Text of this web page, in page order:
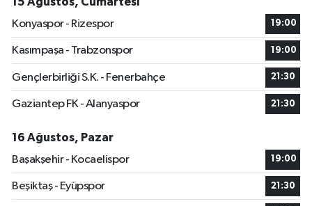
Konyaspor - Rizespor
19:00
Kasımpaşa - Trabzonspor 19:00
Gençlerbirliği S.K. - Fenerbahçe 21:30
Gaziantep FK - Alanyaspor 21:30
16 Ağustos, Pazar
Başakşehir - Kocaelispor
19:00
Beşiktaş - Eyüpspor 21:30